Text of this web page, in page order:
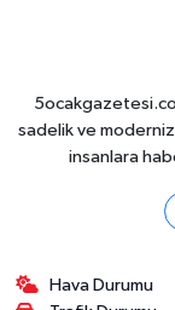
sadelik ve
insanlara
Hava Durumu